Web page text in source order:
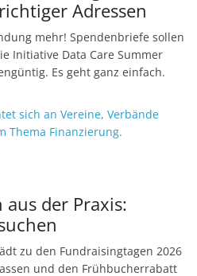
Adressen
mehr! Spendenbriefe sollen
Initiative Data Care Summer
Es geht ganz einfach.
aus der Praxis:
zu den Fundraisingtagen 2026
und den Frühbucherrabatt